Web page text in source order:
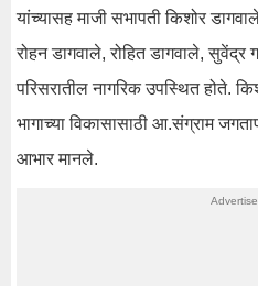
यांच्यासह माजी सभापती किशोर
रोहन डागवाले, रोहित डागवाले, सुवेंद्र
परिसरातील नागरिक उपस्थित होते.
भागाच्या विकासासाठी आ.संग्राम
आभार मानले.